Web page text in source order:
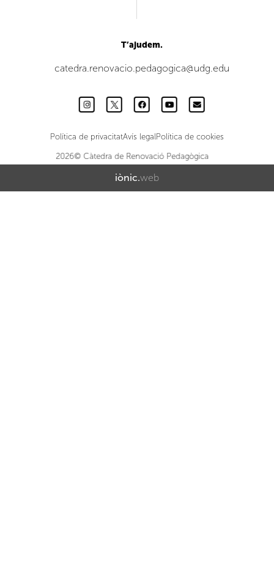
T’ajudem.
catedra.renovacio.pedagogica@udg.edu
2026© Càtedra de Renovació Pedagògica
Política de privacitatAvís legalPolítica de cookies
iònic.web